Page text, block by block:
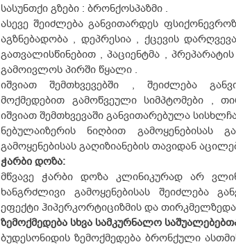
სასუნთქი გზები : ბრონქოსპაზმი .
ასევე შეიძლება განვითარდეს
აგზნებადობა , დეპრესია , ქცევის
გათვალისწინებით , პაციენტმა ,
გამოივლოს პირში წყალი .
იშვიათ შემთხვევებში , შეიძლება
მოქმედებით გამოწვეული სიმპტომები ,
იშვიათ შემთხვევაში განვითარებულა
ნებულაიზერის ნიღბით გამოყენებისას
გამოყენებისას გაღიზიანების თავიდან
ჭარბი დოზა:
მწვავე ჭარბი დოზა კლინიკურად არ
ხანგრძლივი გამოყენებისას შეიძლება
ეფექტი ჰიპერკორტიციზმის და
ზემოქმედება სხვა სამკურნალო
ბუდესონიდის ზემოქმედება ბრონქული